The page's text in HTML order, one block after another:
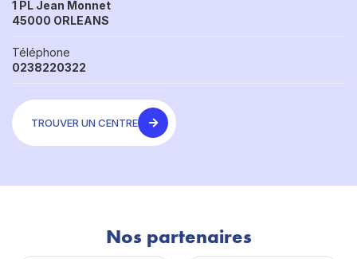
1 PL Jean Monnet
45000 ORLEANS
Téléphone
0238220322
TROUVER UN CENTRE
Nos partenaires